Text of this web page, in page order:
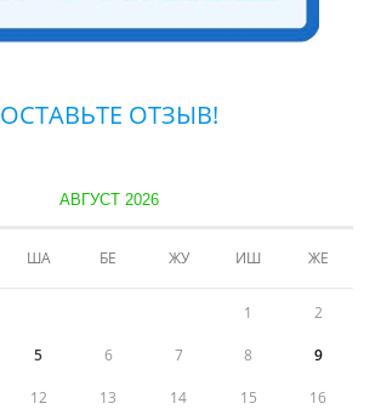
ОСТАВЬТЕ ОТЗЫВ!
АВГУСТ 2026
ША БЕ ЖУ ИШ ЖЕ
1 2
5 6 7 8 9
12 13 14 15 16